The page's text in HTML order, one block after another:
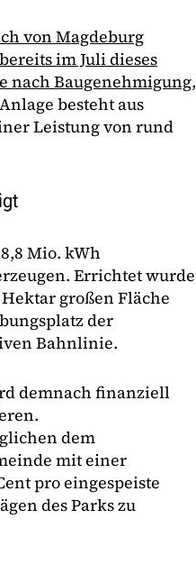
von Magdeburg
im Juli dieses
nach Baugenehmigung,
besteht aus
Leistung von rund
Mio. kWh
Errichtet wurde
großen Fläche
der
Bahnlinie.
demnach finanziell
dem
mit einer
pro eingespeiste
des Parks zu